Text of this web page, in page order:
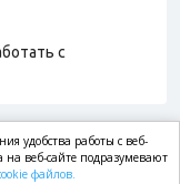
с
удобства работы с веб-
на веб-сайте подразумевают
файлов.